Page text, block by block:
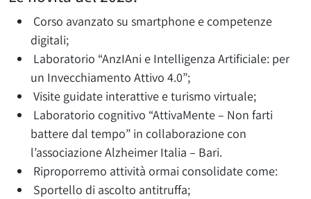
Corso avanzato su smartphone e competenze
digitali;
Laboratorio “AnzIAni e Intelligenza Artificiale: per
un Invecchiamento Attivo 4.0”;
Visite guidate interattive e turismo virtuale;
Laboratorio cognitivo “AttivaMente – Non farti
battere dal tempo” in collaborazione con
l’associazione Alzheimer Italia – Bari.
Riproporremo attività ormai consolidate come:
Sportello di ascolto antitruffa;